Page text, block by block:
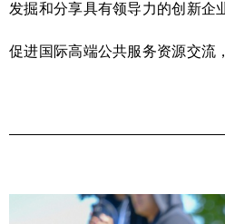
发掘和分享具有领导力的创新企
促进国际高端公共服务资源交流